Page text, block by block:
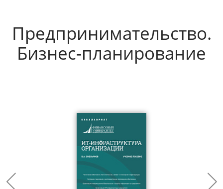
Предпринимательство.
Бизнес-планирование